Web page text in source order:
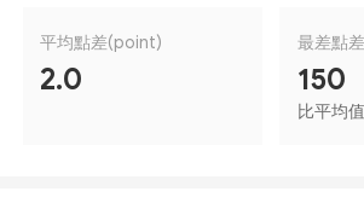
平均點差(point)
2.0
最差點
150
比平均